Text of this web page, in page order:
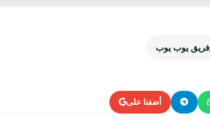
فريق يوب يوب
أضفنا على